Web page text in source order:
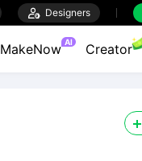
 Designers
MakeNow AI Creator